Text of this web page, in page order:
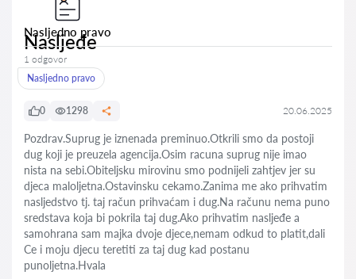
Nasljedno pravo
Nasljeđe
1 odgovor
Nasljedno pravo
0 1298 20.06.2025
Pozdrav.Suprug je iznenada preminuo.Otkrili smo da postoji
dug koji je preuzela agencija.Osim racuna suprug nije imao
nista na sebi.Obiteljsku mirovinu smo podnijeli zahtjev jer su
djeca maloljetna.Ostavinsku cekamo.Zanima me ako prihvatim
nasljedstvo tj. taj račun prihvaćam i dug.Na računu nema puno
sredstava koja bi pokrila taj dug.Ako prihvatim nasljeđe a
samohrana sam majka dvoje djece,nemam odkud to platit,dali
Ce i moju djecu teretiti za taj dug kad postanu
punoljetna.Hvala